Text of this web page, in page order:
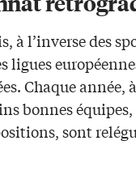
à l’inverse des
ligues
Chaque année,
bonnes équipes,
sont